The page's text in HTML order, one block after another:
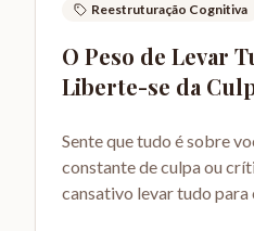
Reestruturação Cognitiva
O Peso de Levar
Liberte-se da
Sente que tudo é sobre
constante de culpa ou
cansativo levar tudo para